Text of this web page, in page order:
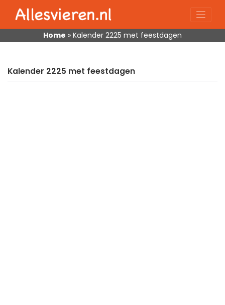
content
Home » Kalender 2225 met feestdagen
Kalender 2225 met feestdagen